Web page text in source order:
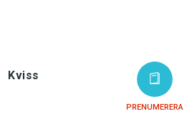
Kviss
PRENUMERERA